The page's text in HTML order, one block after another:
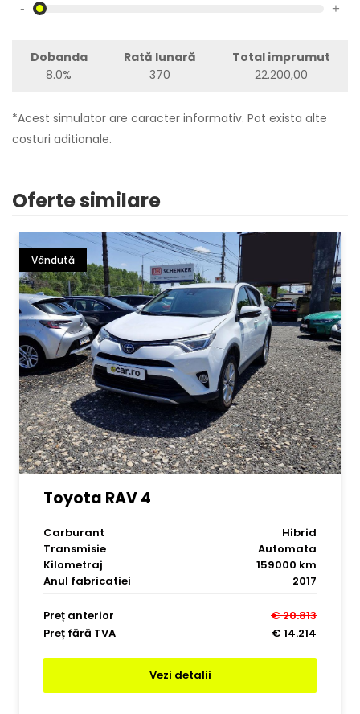
- +
Dobanda
8.0%
Rată lunară
370
Total imprumut
22.200,00
*Acest simulator are caracter informativ. Pot exista alte
costuri aditionale.
Oferte similare
Vândută
Toyota RAV 4
Carburant
Hibrid
Transmisie
Automata
Kilometraj
159000 km
Anul fabricatiei
2017
Preț anterior
€ 20.813
Preț fără TVA
€ 14.214
Vezi detalii